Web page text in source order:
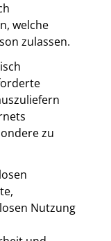
welche
zulassen.
zu
Nutzung